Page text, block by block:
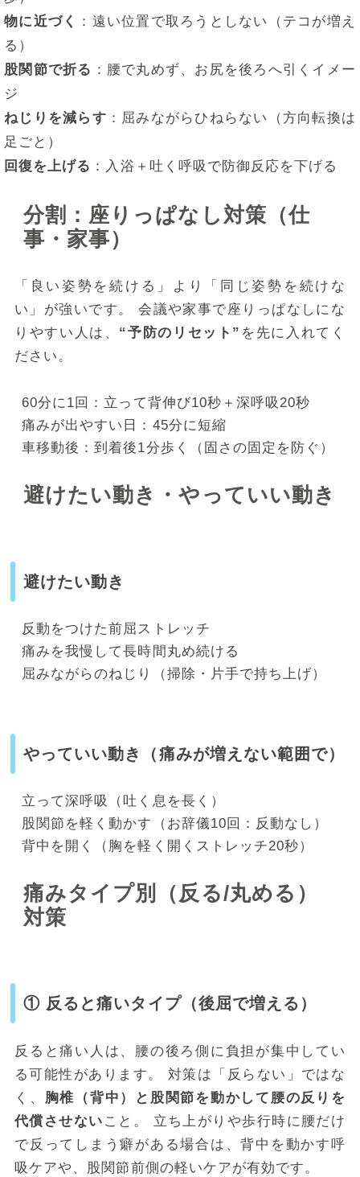
物に近づく
：遠い位置で取ろうとしない（テコが増え
る）
股関節で折る ：腰で丸めず、お尻を後ろへ引くイメー
ジ
ねじりを減らす ：屈みながらひねらない（方向転換は
足ごと）
回復を上げる ：入浴＋吐く呼吸で防御反応を下げる
分割：座りっぱなし対策（仕
事・家事）
「良い姿勢を続ける」より「同じ姿勢を続けな
い」が強いです。 会議や家事で座りっぱなしにな
りやすい人は、 “予防のリセット” を先に入れてく
ださい。
60分に1回：立って背伸び10秒＋深呼吸20秒
痛みが出やすい日：45分に短縮
車移動後：到着後1分歩く（固さの固定を防ぐ）
避けたい動き・やっていい動き
避けたい動き
反動をつけた前屈ストレッチ
痛みを我慢して長時間丸め続ける
屈みながらのねじり（掃除・片手で持ち上げ）
やっていい動き（痛みが増えない範囲で）
立って深呼吸（吐く息を長く）
股関節を軽く動かす（お辞儀10回：反動なし）
背中を開く（胸を軽く開くストレッチ20秒）
痛みタイプ別（反る/丸める）
対策
① 反ると痛いタイプ（後屈で増える）
反ると痛い人は、腰の後ろ側に負担が集中してい
る可能性があります。 対策は「反らない」ではな
く、 胸椎（背中）と股関節を動かして腰の反りを
代償させない こと。 立ち上がりや歩行時に腰だけ
で反ってしまう癖がある場合は、背中を動かす呼
吸ケアや、股関節前側の軽いケアが有効です。